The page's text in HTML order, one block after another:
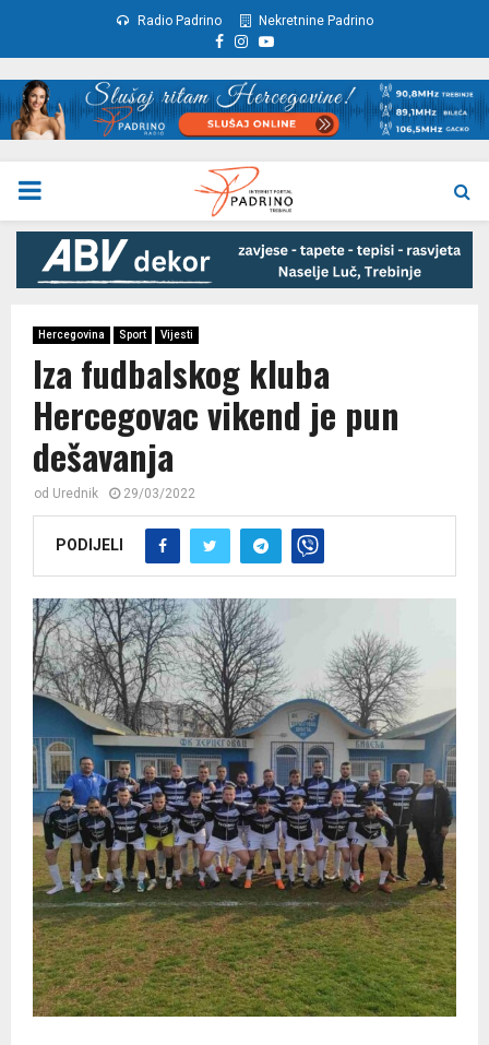
Radio Padrino Nekretnine Padrino
Facebook
Instagram
Youtube
PRIMARY
MENU
Hercegovina Sport Vijesti
Iza fudbalskog kluba
Hercegovac vikend je pun
dešavanja
od Urednik 29/03/2022
PODIJELI